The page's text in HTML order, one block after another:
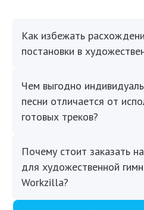
Как избежать
постановки в
Чем выгодно
песни отличается от
готовых треков?
Почему стоит заказать
для художественной
Workzilla?